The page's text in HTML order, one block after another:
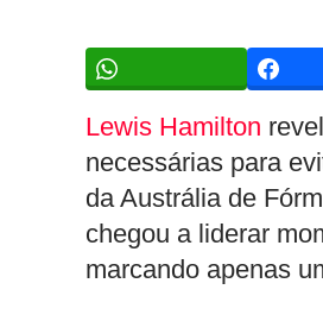
Lewis Hamilton
necessárias para
da Austrália de
chegou a liderar
marcando apenas